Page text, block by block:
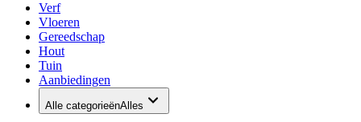
Verf
Vloeren
Gereedschap
Hout
Tuin
Aanbiedingen
Alle categorieënAlles